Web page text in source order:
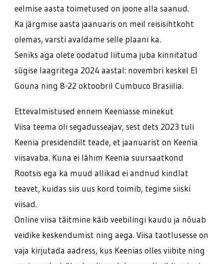
eelmise aasta toimetused on joone alla saanud.
Ka järgmise aasta jaanuaris on meil reisisihtkoht
olemas, varsti avaldame selle plaani ka.
Seniks aga olete oodatud liituma juba kinnitatud
sügise laagritega 2024 aastal: novembri keskel El
Gouna ning 8-22 oktoobril Cumbuco Brasiilia.
Ettevalmistused ennem Keeniasse minekut
Viisa teema oli segadusseajav, sest dets 2023 tuli
Keenia presidendilt teade, et jaanuarist on Keenia
viisavaba. Kuna ei lähim Keenia suursaatkond
Rootsis ega ka muud allikad ei andnud kindlat
teavet, kuidas siis uus kord toimib, tegime siiski
viisad.
Online viisa täitmine käib veebilingi kaudu ja nõuab
veidike keskendumist ning aega. Viisa taotlusesse on
vaja kirjutada aadress, kus Keenias olles viibite ning